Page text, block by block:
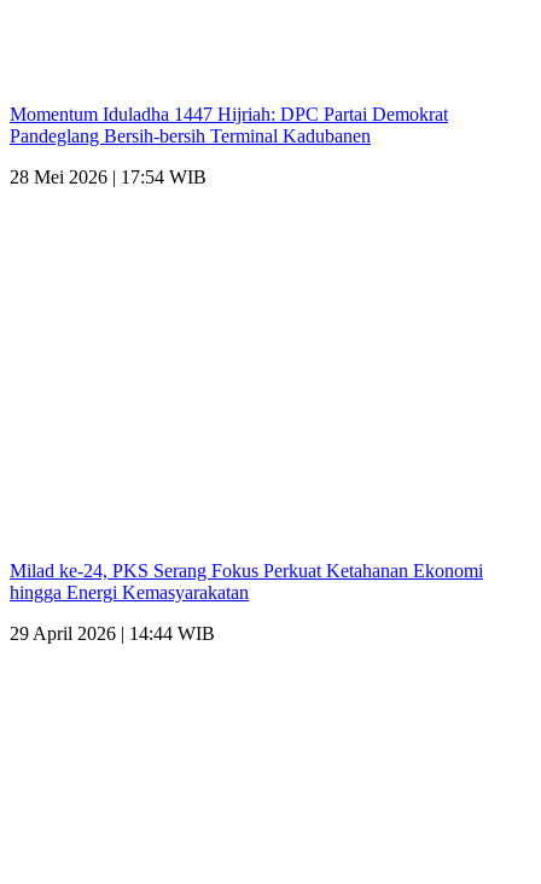
Momentum Iduladha 1447 Hijriah: DPC Partai Demokrat
Pandeglang Bersih-bersih Terminal Kadubanen
28 Mei 2026 | 17:54 WIB
Milad ke-24, PKS Serang Fokus Perkuat Ketahanan Ekonomi
hingga Energi Kemasyarakatan
29 April 2026 | 14:44 WIB